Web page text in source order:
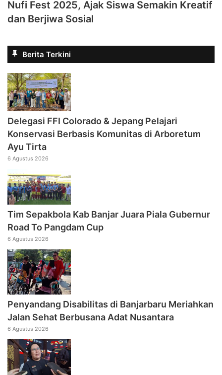
Nufi Fest 2025, Ajak Siswa Semakin Kreatif
dan Berjiwa Sosial
Berita Terkini
Delegasi FFI Colorado & Jepang Pelajari
Konservasi Berbasis Komunitas di Arboretum
Ayu Tirta
6 Agustus 2026
Tim Sepakbola Kab Banjar Juara Piala Gubernur
Road To Pangdam Cup
6 Agustus 2026
Penyandang Disabilitas di Banjarbaru Meriahkan
Jalan Sehat Berbusana Adat Nusantara
6 Agustus 2026